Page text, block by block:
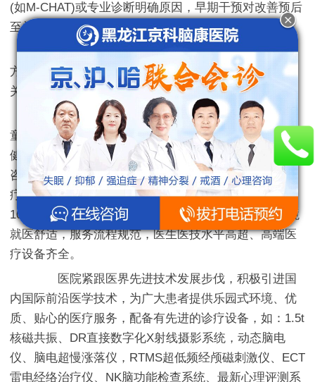
(如M-CHAT)或专业诊断明确原因，早期干预对改善预后
至关重要。
总结：不爱交流不一定是自闭症，但需结合多
方面表现综合判断。耐心观察、科学评估是帮助孩子的
关键。
黑龙江京科儿童医院「哈尔滨儿童医院京科儿
童医院」是由卫健委审批建设的集科研、医疗、康复、
健康管理于一体的脑科医院，重点开设儿科、儿童心理
咨询等核心诊疗科室。医院在师资力量、前沿技术、诊
疗设备以及治疗理念同步于国内知名医院，建筑面积达
10000余平方米，开设住院病房床位200余张，医院环境
就医舒适，服务流程规范，医生医技水平高超、高端医
疗设备齐全。
医院紧跟医界先进技术发展步伐，积极引进国
内国际前沿医学技术，为广大患者提供乐园式环境、优
质、贴心的医疗服务，配备有先进的诊疗设备，如：1.5t
核磁共振、DR直接数字化X射线摄影系统，动态脑电
仪、脑电超慢涨落仪，RTMS超低频经颅磁刺激仪、ECT
雷电经络治疗仪、NK脑功能检查系统、最新心理评测系